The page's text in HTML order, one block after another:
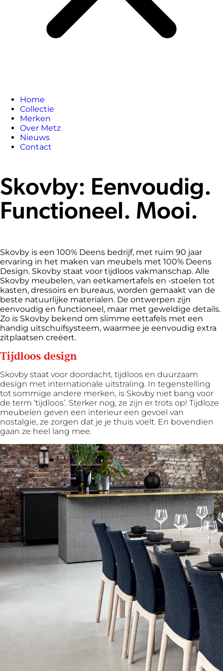
Home
Collectie
Merken
Over Metz
Nieuws
Contact
Skovby: Eenvoudig.
Functioneel. Mooi.
Skovby is een 100% Deens bedrijf, met ruim 90 jaar
ervaring in het maken van meubels met 100% Deens
Design. Skovby staat voor tijdloos vakmanschap. Alle
Skovby meubelen, van eetkamertafels en -stoelen tot
kasten, dressoirs en bureaus, worden gemaakt van de
beste natuurlijke materialen. De ontwerpen zijn
eenvoudig en functioneel, maar met geweldige details.
Zo is Skovby bekend om slimme eettafels met een
handig uitschuifsysteem, waarmee je eenvoudig extra
zitplaatsen creëert.
Tijdloos design
Skovby staat voor doordacht, tijdloos en duurzaam
design met internationale uitstraling. In tegenstelling
tot sommige andere merken, is Skovby niet bang voor
de term ‘tijdloos’. Sterker nog, ze zijn er trots op! Tijdloze
meubelen geven een interieur een gevoel van
nostalgie, ze zorgen dat je je thuis voelt. En bovendien
gaan ze heel lang mee.